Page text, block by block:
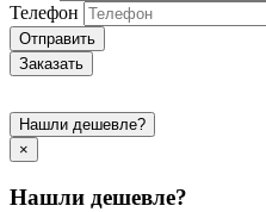
Телефон
Отправить
Заказать
Нашли дешевле?
×
Нашли дешевле?